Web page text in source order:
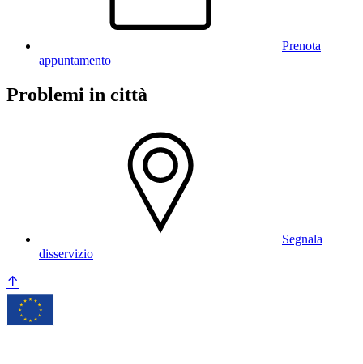
Prenota
appuntamento
Problemi in città
Segnala
disservizio